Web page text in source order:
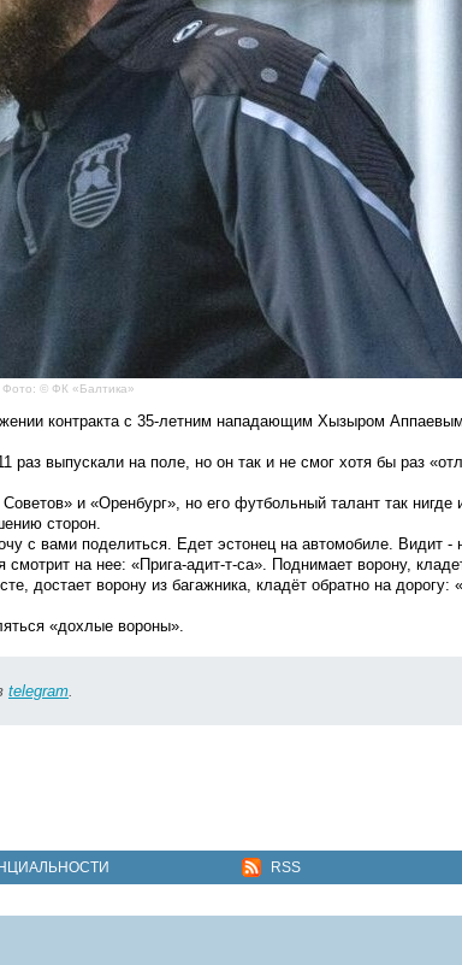
© ФК «Балтика»
контракта с 35-летним нападающим Хызыром
выпускали на поле, но он так и не смог хотя бы раз
и «Оренбург», но его футбольный талант так нигде
сторон.
с вами поделиться.
Едет эстонец на автомобиле. Видит -
на нее: «Прига-адит-т-са». Поднимает ворону,
достает ворону из багажника, кладёт обратно на дорогу:
«дохлые вороны».
telegram
RSS